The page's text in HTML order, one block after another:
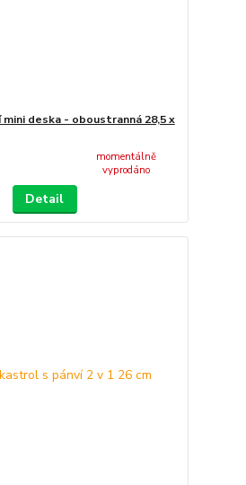
deska - oboustranná 28,5 x
momentálně
vyprodáno
Detail